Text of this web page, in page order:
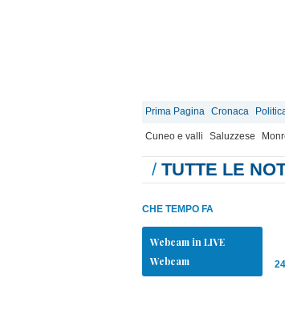
Prima Pagina Cronaca
Cuneo e valli Saluzzese
/ TUTTE LE
CHE TEMPO FA
Webcam in LIVE
Webcam